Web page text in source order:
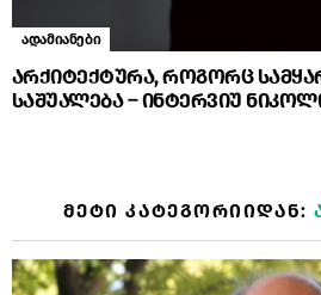
ადამიანები
არქიტექტურა, როგორც
საშუალება – ინტერვიუ
ᲛᲔᲢᲘ ᲙᲐᲢᲔᲒᲝᲠᲘᲘᲓᲐᲜ: